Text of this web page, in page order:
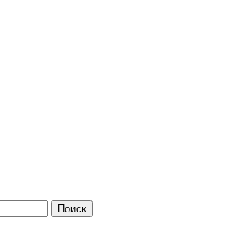
Поиск